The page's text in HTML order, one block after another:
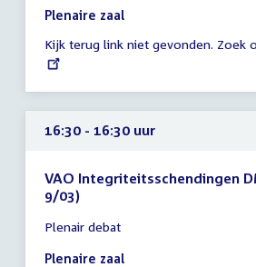
15:15
15:15
uur
Plenaire zaal
Kijk terug link niet gevonden. Zoek
16:30 - 16:30 uur
VAO Integriteitsschendingen
9/03)
vergadering
16:30
Plenair debat
Plenaire zaal